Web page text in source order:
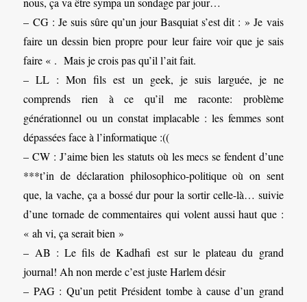
– CG : Je suis sûre qu’un jour Basquiat s’est dit : » Je vais
faire un dessin bien propre pour leur faire voir que je sais
faire « . Mais je crois pas qu’il l’ait fait.
– LL : Mon fils est un geek, je suis larguée, je ne
comprends rien à ce qu’il me raconte: problème
générationnel ou un constat implacable : les femmes sont
dépassées face à l’informatique :((
– CW : J’aime bien les statuts où les mecs se fendent d’une
***t’in de déclaration philosophico-politique où on sent
que, la vache, ça a bossé dur pour la sortir celle-là… suivie
d’une tornade de commentaires qui volent aussi haut que :
« ah vi, ça serait bien »
– AB : Le fils de Kadhafi est sur le plateau du grand
journal! Ah non merde c’est juste Harlem désir
– PAG : Qu’un petit Président tombe à cause d’un grand